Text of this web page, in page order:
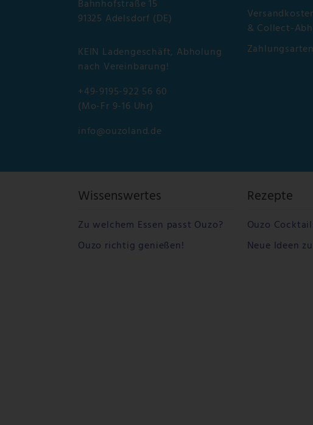
Bahnhofstraße 15
91325 Adelsdorf (DE)
KEIN Ladengeschäft, Abholung
nach Vereinbarung!
+49-9195-922 56 60
(Mo-Fr 9-16 Uhr)
info@ouzoland.de
& Collect-
Zahlungsarten
Wissenswertes
Zu welchem Essen passt Ouzo?
Ouzo richtig genießen!
Rezepte
Ouzo
Neue Ideen